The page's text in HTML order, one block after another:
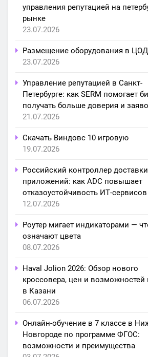
управления репутацией на
рынке
23.07.2026
Размещение оборудования в ЦОД
23.07.2026
Управление репутацией в Санкт-
Петербурге: как SERM помогает
получать больше доверия и
21.07.2026
Скачать Виндовс 10 игровую
19.07.2026
Российский контроллер доставки
приложений: как ADC повышает
отказоустойчивость ИТ-сервисов
12.07.2026
Роутер мигает индикаторами —
означают цвета
08.07.2026
Haval Jolion 2026: Обзор нового
кроссовера, цен и возможностей
в Казани
06.07.2026
Онлайн-обучение в 7 классе в
Новгороде по программе ФГОС:
возможности и преимущества